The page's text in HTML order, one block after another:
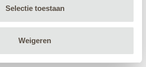
Selectie toestaan
Weigeren